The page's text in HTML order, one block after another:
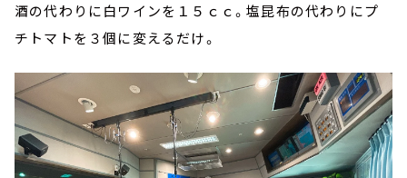
酒の代わりに白ワインを１５ｃｃ。塩昆布の代わりにプ
チトマトを３個に変えるだけ。